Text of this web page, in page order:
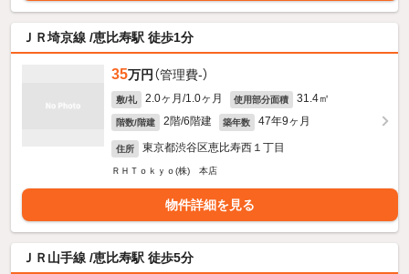
ＪＲ埼京線 /恵比寿駅 徒歩1分
35万円 （管理費-）
敷/礼 2.0ヶ月/1.0ヶ月 使用部分面積 31.4㎡
階数/階建 2階/6階建 築年数 47年9ヶ月
住所 東京都渋谷区恵比寿西１丁目
ＲＨＴｏｋｙｏ(株) 本店
物件詳細を見る
ＪＲ山手線 /恵比寿駅 徒歩5分